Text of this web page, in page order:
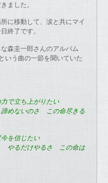
ました。
に移動して、涙と共にマイ
終了です。
森圭一郎さんのアルバム
という曲の一節を聞いていた
で立ち上がりたい
めないのさ この命尽きる
を信じたい
やるだけやるさ この命は